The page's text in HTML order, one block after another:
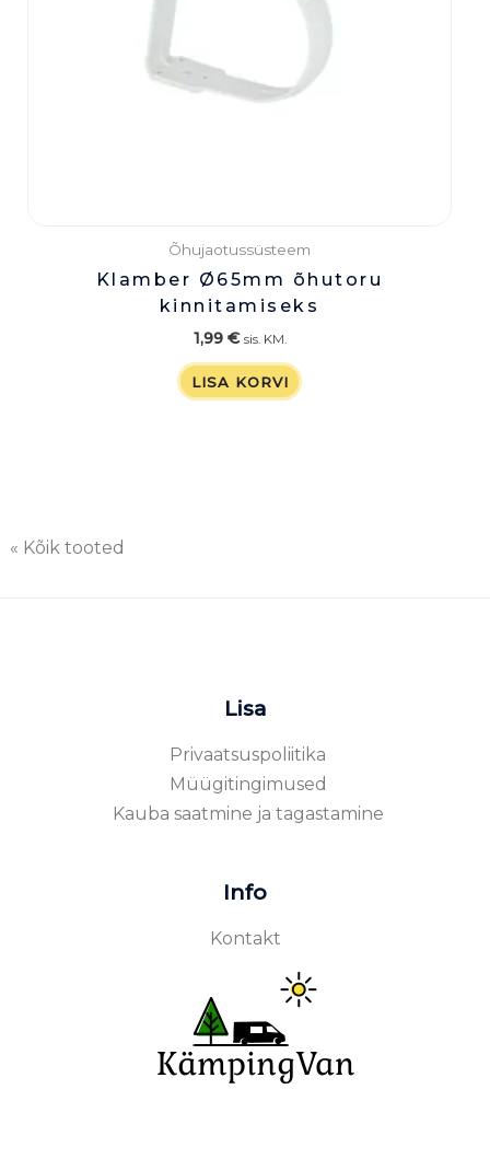
Õhujaotussüsteem
Klamber Ø65mm õhutoru
kinnitamiseks
1,99 € sis. KM.
LISA KORVI
« Kõik tooted
Info
Kontakt
Lisa
Privaatsuspoliitika
Müügitingimused
Kauba saatmine ja tagastamine